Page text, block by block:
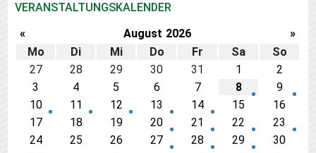
VERANSTALTUNGSKALENDER
«
August 2026
»
Mo
Di Mi Do Fr Sa
So
27
28 29 30 31 1
2
3
4 5 6 7 8
9
10
11 12 13 14 15
16
17
18 19 20 21 22
23
24
25 26 27 28 29
30